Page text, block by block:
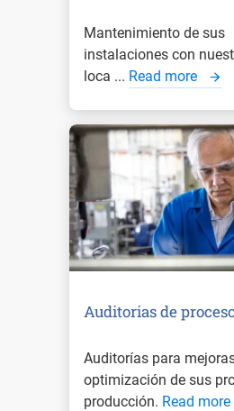
Mantenimiento de sus
instalaciones con
loca ... Read more
Auditorias de
Auditorías para
optimización de sus
producción. Read more